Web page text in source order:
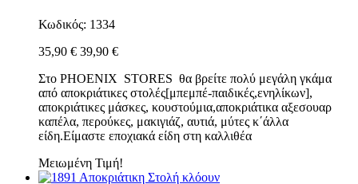
Κωδικός: 1334
35,90 € 39,90 €
Στο PHOENIX STORES θα βρείτε πολύ μεγάλη γκάμα
από αποκριάτικες στολές[μπεμπέ-παιδικές,ενηλίκων],
αποκριάτικες μάσκες, κουστούμια,αποκριάτικα αξεσουαρ
καπέλα, περούκες, μακιγιάζ, αυτιά, μύτες κ΄άλλα
είδη.Eίμαστε εποχιακά είδη στη καλλιθέα
Μειωμένη Τιμή!